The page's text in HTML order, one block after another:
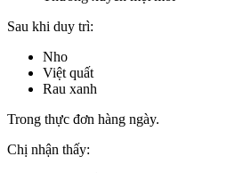
Sau khi duy trì:
Nho
Việt quất
Rau xanh
Trong thực đơn hàng ngày.
Chị nhận thấy: